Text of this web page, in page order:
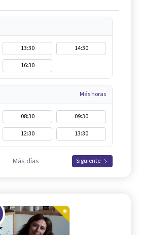
13:30
14:30
16:30
Más horas
08:30
09:30
12:30 13:30
Más días Siguiente